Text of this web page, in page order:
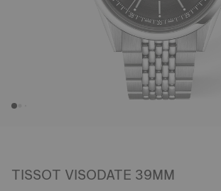
TISSOT VISODATE 39MM